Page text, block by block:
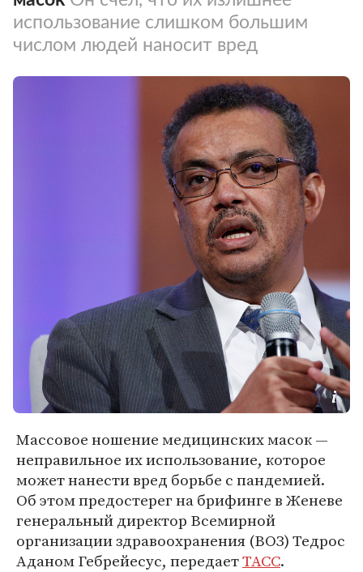
использование слишком большим
числом людей наносит вред
Массовое ношение медицинских масок —
неправильное их использование, которое
может нанести вред борьбе с пандемией.
Об этом предостерег на брифинге в Женеве
генеральный директор Всемирной
организации здравоохранения (ВОЗ) Тедрос
Аданом Гебрейесус, передаетТАСС.